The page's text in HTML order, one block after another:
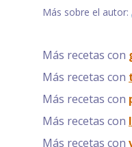
Más sobre el autor:
Más recetas con
Más recetas con
Más recetas con
Más recetas con
Más recetas con